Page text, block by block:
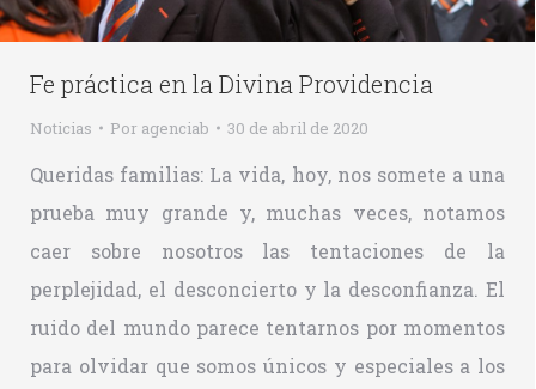
Fe práctica en la Divina Providencia
Noticias Por agenciab 30 de abril de 2020
Queridas familias: La vida, hoy, nos somete a una
prueba muy grande y, muchas veces, notamos
caer sobre nosotros las tentaciones de la
perplejidad, el desconcierto y la desconfianza. El
ruido del mundo parece tentarnos por momentos
para olvidar que somos únicos y especiales a los